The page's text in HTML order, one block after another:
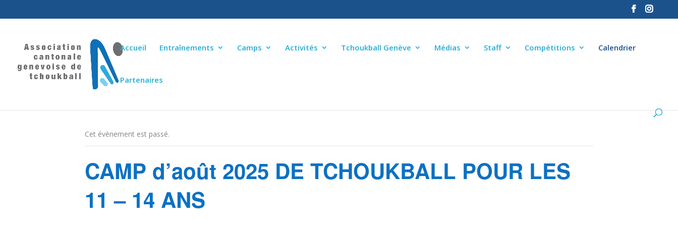
Accueil Entraînements Camps Activités Tchoukball Genève Médias Staff Compétitions Calendrier
Partenaires
Cet évènement est passé.
CAMP d’août 2025 DE TCHOUKBALL POUR LES
11 – 14 ANS